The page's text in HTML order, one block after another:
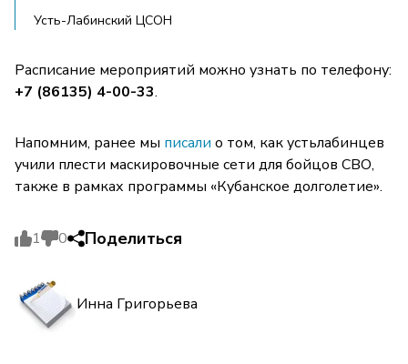
Усть-Лабинский ЦСОН
Расписание мероприятий можно узнать по телефону:
+7 (86135) 4-00-33.
Напомним, ранее мы писали о том, как устьлабинцев
учили плести маскировочные сети для бойцов СВО,
также в рамках программы «Кубанское долголетие».
1 0 Поделиться
Инна Григорьева